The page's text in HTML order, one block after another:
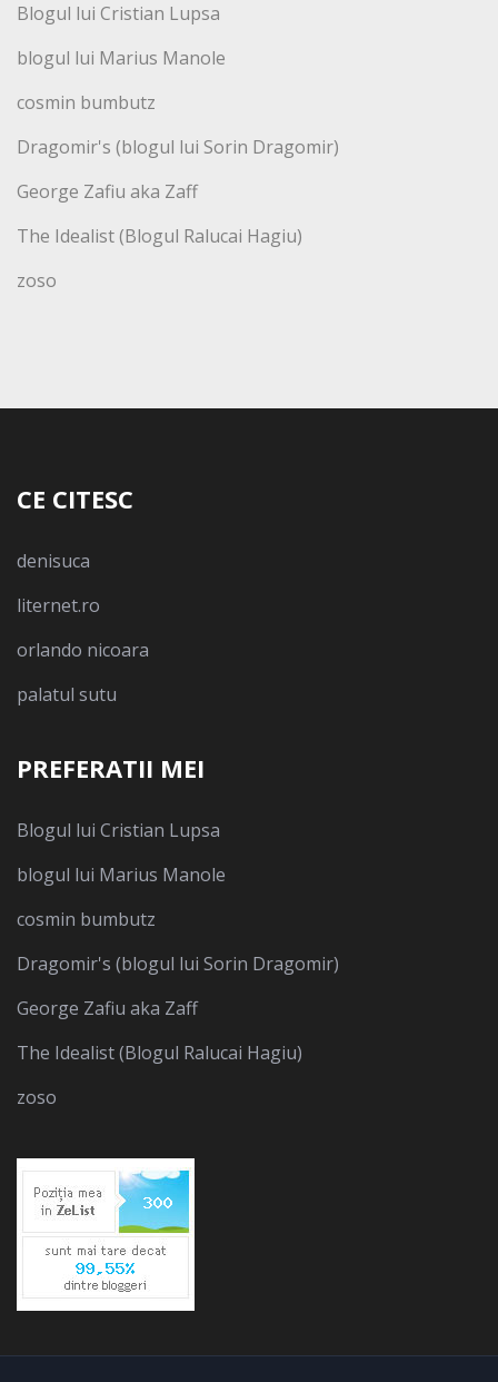
Blogul lui Cristian Lupsa
blogul lui Marius Manole
cosmin bumbutz
Dragomir's (blogul lui Sorin Dragomir)
George Zafiu aka Zaff
The Idealist (Blogul Ralucai Hagiu)
zoso
CE CITESC
denisuca
liternet.ro
orlando nicoara
palatul sutu
PREFERATII MEI
Blogul lui Cristian Lupsa
blogul lui Marius Manole
cosmin bumbutz
Dragomir's (blogul lui Sorin Dragomir)
George Zafiu aka Zaff
The Idealist (Blogul Ralucai Hagiu)
zoso